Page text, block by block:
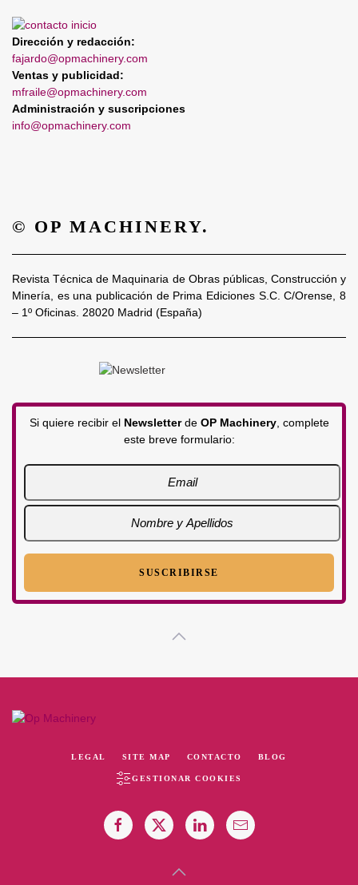
Dirección y redacción:
fajardo@opmachinery.com
Ventas y publicidad:
mfraile@opmachinery.com
Administración y suscripciones
info@opmachinery.com
© OP MACHINERY.
Revista Técnica de Maquinaria de Obras públicas, Construcción y
Minería, es una publicación de Prima Ediciones S.C. C/Orense, 8
– 1º Oficinas. 28020 Madrid (España)
Si quiere recibir el Newsletterde OP Machinery, complete
este breve formulario:
LEGAL SITE MAP CONTACTO BLOG
GESTIONAR COOKIES